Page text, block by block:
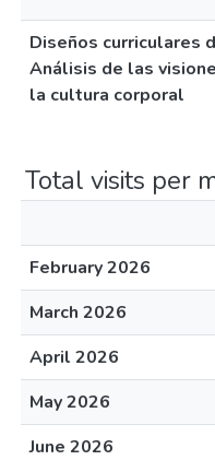
Diseños curriculares
Análisis de las
la cultura corporal
Total visits per
February 2026
March 2026
April 2026
May 2026
June 2026